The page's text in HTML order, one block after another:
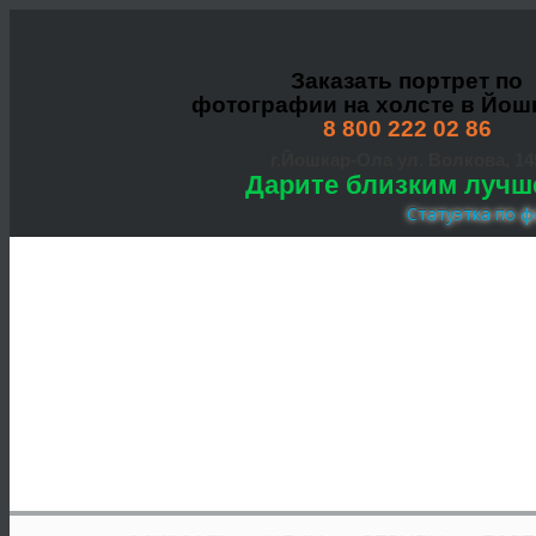
Заказать портрет по
фотографии на холсте в
8 800 222 02 86
Дарите близким
Статуэтка по